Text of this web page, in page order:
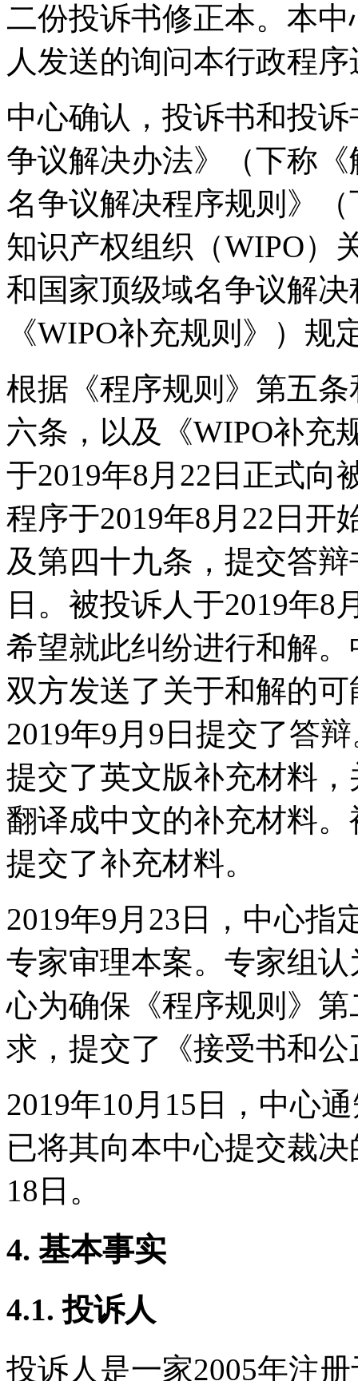
二份投诉书修正本。本
人发送的询问本行政程
中心确认，投诉书和投
争议解决办法》（下称
名争议解决程序规则》
知识产权组织（WIPO）
和国家顶级域名争议解
《WIPO补充规则》）规
根据《程序规则》第五
六条，以及《WIPO补充
于2019年8月22日正式向
程序于2019年8月22日开
及第四十九条，提交答
日。被投诉人于2019年8
希望就此纠纷进行和解
双方发送了关于和解的
2019年9月9日提交了答
提交了英文版补充材料
翻译成中文的补充材料
提交了补充材料。
2019年9月23日，中心指
专家审理本案。专家组
心为确保《程序规则》
求，提交了《接受书和
2019年10月15日，中心
已将其向本中心提交裁
18日。
4. 基本事实
4.1. 投诉人
投诉人是一家2005年注